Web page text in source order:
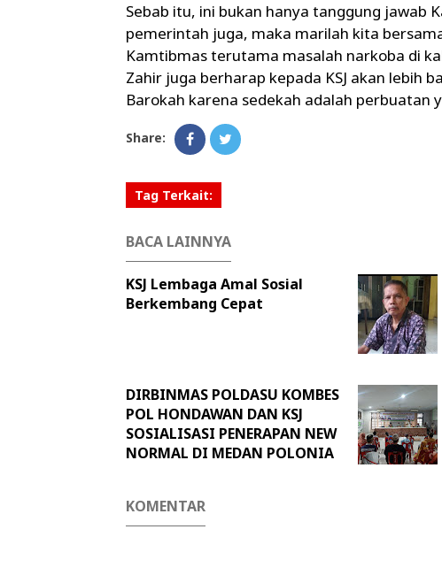
Sebab itu, ini bukan hanya tanggung jawab
pemerintah juga, maka marilah kita
Kamtibmas terutama masalah narkoba di
Zahir juga berharap kepada KSJ akan lebih
Barokah karena sedekah adalah perbuatan
Share:
Tag Terkait:
BACA LAINNYA
KSJ Lembaga Amal Sosial
Berkembang Cepat
DIRBINMAS POLDASU KOMBES
POL HONDAWAN DAN KSJ
SOSIALISASI PENERAPAN NEW
NORMAL DI MEDAN POLONIA
KOMENTAR